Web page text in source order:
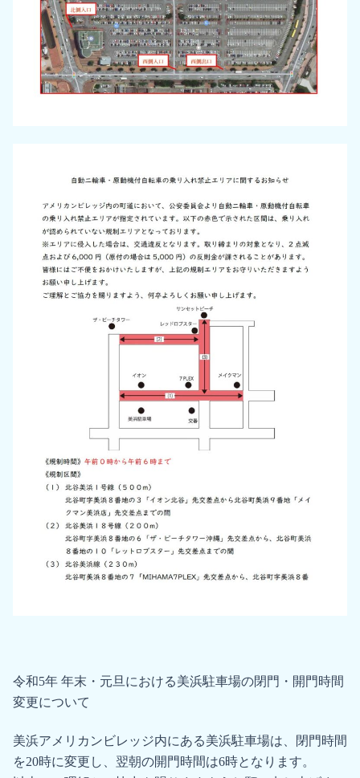
令和5年 年末・元旦における美浜駐⾞場の閉⾨・開⾨時間
変更について
美浜アメリカンビレッジ内にある美浜駐⾞場は、閉⾨時間
を20時に変更し、翌朝の開⾨時間は6時となります。